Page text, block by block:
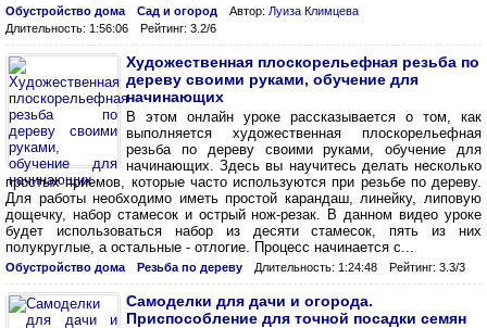
Обустройство дома Сад и огород Автор: Луиза Климцева
Длительность: 1:56:06
Рейтинг: 3.2/6
Художественная плоскорельефная резьба по
дереву своими руками, обучение для
начинающих
В этом онлайн уроке рассказывается о том, как
выполняется художественная плоскорельефная
резьба по дереву своими руками, обучение для
начинающих. Здесь вы научитесь делать несколько
простых приемов, которые часто используются при резьбе по дереву.
Для работы необходимо иметь простой карандаш, линейку, липовую
дощечку, набор стамесок и острый нож-резак. В данном видео уроке
будет использоваться набор из десяти стамесок, пять из них
полукруглые, а остальные - отлогие. Процесс начинается с...
Обустройство дома Резьба по дереву Длительность: 1:24:48 Рейтинг: 3.3/3
Самоделки для дачи и огорода.
Приспособление для точной посадки семян